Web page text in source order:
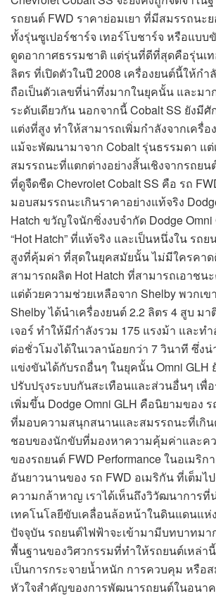
รถยนต์ FWD ราคาย่อมเยา ที่มีสมรรถนะ
ทั้งรุ่นซูเปอร์ชาร์จ เทอร์โบชาร์จ หรือแบบ
ดูดอากาศธรรมชาติ แต่รุ่นที่ดีที่สุดคือรุ่นเท
ลิตร ที่เปิดตัวในปี 2008 เครื่องยนต์นี้ให้กำ
ถือเป็นตัวเลขที่น่าทึ่งมากในยุคนั้น และมา
ระดับเดียวกัน นอกจากนี้ Cobalt SS ยังมี
แต่งที่สูง ทำให้สามารถเพิ่มกำลังจากเครื่
แม้จะพัฒนามาจาก Cobalt รุ่นธรรมดา แต่
สมรรถนะที่แตกต่างอย่างสิ้นเชิงจากรถย
ที่ดูจืดชืด Chevrolet Cobalt SS คือ รถ
มอบสมรรถนะเกินราคาอย่างแท้จริง
Hatch ขวัญใจนักซิ่งงบจำกัด Dodge
“Hot Hatch” ที่แท้จริง และเป็นหนึ่งใน รถ
สูงที่คุ้มค่า ที่สุดในยุคสมัยนั้น ไม่มีใครคาด
สามารถผลิต Hot Hatch ที่สามารถเอาชน
แต่ด้วยความช่วยเหลือจาก Shelby พวกเข
Shelby ได้นำเครื่องยนต์ 2.2 ลิตร 4 สูบ ม
เจอร์ ทำให้มีกำลังรวม 175 แรงม้า และทำ
ต่อชั่วโมงได้ในเวลาน้อยกว่า 7 วินาที ซึ่ง
แข่งขันได้กับรถอื่นๆ ในยุคนั้น Omni GLH
ปรับปรุงระบบกันสะเทือนและส่วนอื่นๆ เพื่
เพิ่มขึ้น Dodge Omni GLH คือนิยามของ ร
ที่มอบความสนุกสนานและสมรรถนะที่เกิ
ชอบของนักขับที่มองหาความคุ้มค่าและค
ของรถยนต์ FWD Performance ในอเมริก
อันยาวนานของ รถ FWD อเมริกัน ที่เต็มไ
ความกล้าหาญ เราได้เห็นถึงวิวัฒนาการที่
เทคโนโลยีขับเคลื่อนล้อหน้าในดินแดนแห่
ปัจจุบัน รถยนต์ไฟฟ้าจะเข้ามามีบทบาทม
พื้นฐานของวิศวกรรมที่ทำให้รถยนต์เหล่านี้
เป็นการกระจายน้ำหนัก การควบคุม หรือ
หัวใจสำคัญของการพัฒนารถยนต์ในอนา